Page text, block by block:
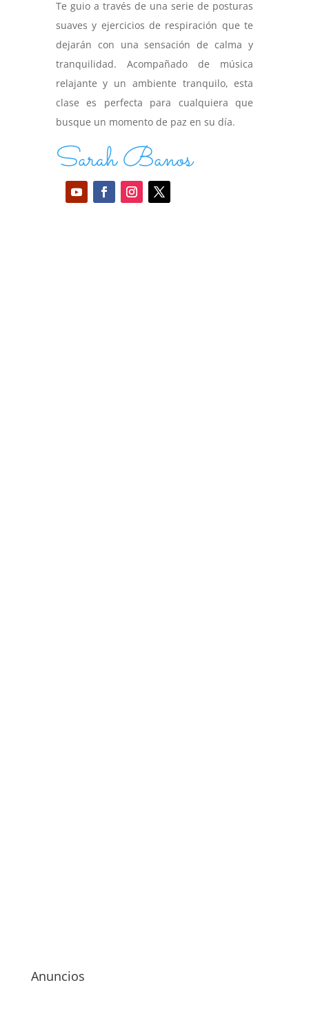
Te guio a través de una serie de posturas
suaves y ejercicios de respiración que te
dejarán con una sensación de calma y
tranquilidad. Acompañado de música
relajante y un ambiente tranquilo, esta
clase es perfecta para cualquiera que
busque un momento de paz en su día.
Sarah Banos
Anuncios